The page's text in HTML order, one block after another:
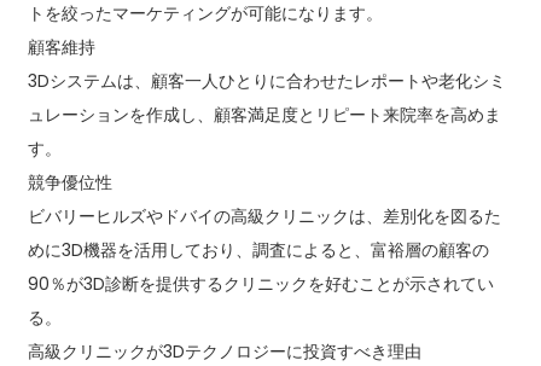
トを絞ったマーケティングが可能になります。
顧客維持
3Dシステムは、顧客一人ひとりに合わせたレポートや老化シミ
ュレーションを作成し、顧客満足度とリピート来院率を高めま
す。
競争優位性
ビバリーヒルズやドバイの高級クリニックは、差別化を図るた
めに3D機器を活用しており、調査によると、富裕層の顧客の
90％が3D診断を提供するクリニックを好むことが示されてい
る。
高級クリニックが3Dテクノロジーに投資すべき理由